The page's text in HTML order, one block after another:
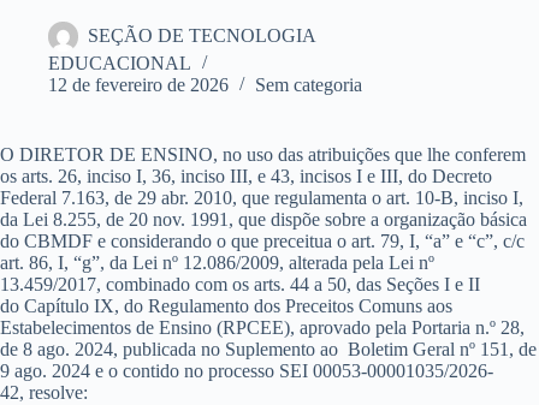
SEÇÃO DE TECNOLOGIA
EDUCACIONAL
12 de fevereiro de 2026
Sem categoria
O DIRETOR DE ENSINO​, no uso das atribuições que lhe conferem
os arts. 26, inciso I, 36, inciso III, e 43, incisos I e III, do Decreto
Federal 7.163, de 29 abr. 2010, que regulamenta o art. 10-B, inciso I,
da Lei 8.255, de 20 nov. 1991, que dispõe sobre a organização básica
do CBMDF e considerando o que preceitua o art. 79, I, “a” e “c”, c/c
art. 86, I, “g”, da Lei nº 12.086/2009, alterada pela Lei nº
13.459/2017, combinado com os arts. 44 a 50, das Seções I e II
do Capítulo IX, do Regulamento dos Preceitos Comuns aos
Estabelecimentos de Ensino (RPCEE), aprovado pela Portaria n.º 28,
de 8 ago. 2024, publicada no Suplemento ao Boletim Geral nº 151, de
9 ago. 2024 e o contido no processo SEI 00053-00001035/2026-
42, resolve: